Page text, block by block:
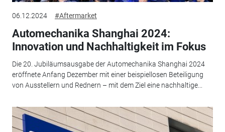
06.12.2024 #Aftermarket
Automechanika Shanghai 2024:
Innovation und Nachhaltigkeit im Fokus
Die 20. Jubiläumsausgabe der Automechanika Shanghai 2024
eröffnete Anfang Dezember mit einer beispiellosen Beteiligung
von Ausstellern und Rednern – mit dem Ziel eine nachhaltige...